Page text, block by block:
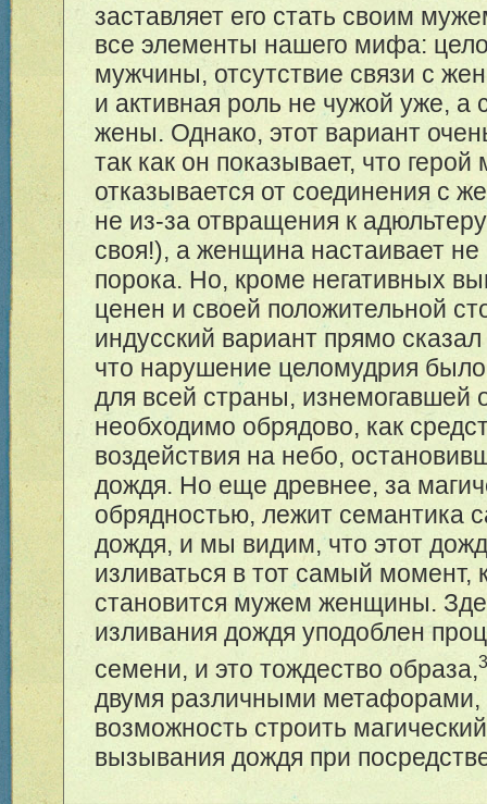
заставляет его стать своим
все элементы нашего мифа:
мужчины, отсутствие связи с
и активная роль не чужой уже, а
жены. Однако, этот вариант
так как он показывает, что
отказывается от соединения с
не из-за отвращения к
своя!), а женщина настаивает
порока. Но, кроме негативных
ценен и своей положительной
индусский вариант прямо
что нарушение целомудрия
для всей страны, изнемогавшей
необходимо обрядово, как
воздействия на небо,
дождя. Но еще древнее, за
обрядностью, лежит семантика
дождя, и мы видим, что этот
изливаться в тот самый момент,
становится мужем женщины.
изливания дождя уподоблен
семени, и это тождество образа,
двумя различными
возможность строить
вызывания дождя при